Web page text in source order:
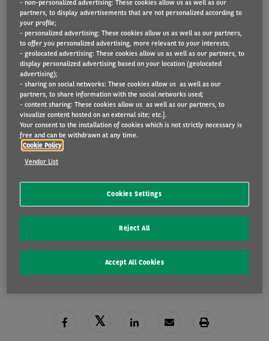
Dans le premier chapitre, nous explorerions l'impact de la Covid-19 sur les
villes et la mobilité, ainsi que son rôle d'accélérateur dans l’évolution du
choix du lieu de travail.
Dans le troisième chapitre, nous expliquions ce que tout cela signifiait, en
présentant les opinions d'experts du travail et de la mobilité.
Dans le troisième chapitre, nous expliquions ce que tout cela signifiait, en
présentant les opinions d'experts du travail et de la mobilité.
Dans ce quatrième chapitre, nous nous penchons à nouveau sur l'avenir de
la mobilité.
REGARDEZ LE WEBINAIRE ET TÉLÉCHARGEZ LA PUBLICATION ICI
LIRE LA SUITE
- non-personalized advertising: These cookies allow us as well as our
partners, to display advertisements that are not personalized according to
your profile;
- personalized advertising: These cookies allow us as well as our partners,
to offer you personalized advertising, more relevant to your interests;
- geolocated advertising: These cookies allow us as well as our partners, to
display personalized advertising based on your location (geolocated
advertising);
- sharing on social networks: These cookies allow us as well as our
partners, to share information with the social networks used;
- content sharing: These cookies allow us as well as our partners, to
visualize content hosted on an external site; etc.].
Your consent to the installation of cookies which is not strictly necessary is
free and can be withdrawn at any time.
Cookie Policy
Vendor List
Cookies Settings
Reject All
Accept All Cookies